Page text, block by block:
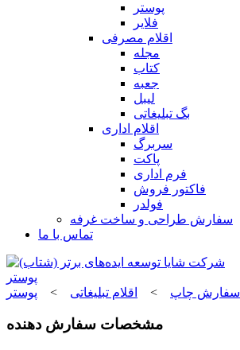
پوستر
فلایر
اقلام مصرفی
مجله
کتاب
جعبه
لیبل
بگ تبلیغاتی
اقلام اداری
سربرگ
پاکت
فرم اداری
فاکتور فروش
فولدر
سفارش طراحی و ساخت غرفه
تماس با ما
پوستر
سفارش چاپ > اقلام تبلیغاتی > پوستر
مشخصات سفارش دهنده